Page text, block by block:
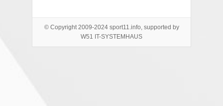
© Copyright 2009-2024 sport11.info, supported by
W51 IT-SYSTEMHAUS